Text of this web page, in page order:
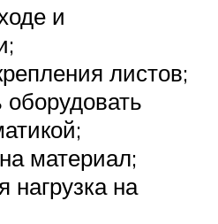
и
листов;
материал;
на